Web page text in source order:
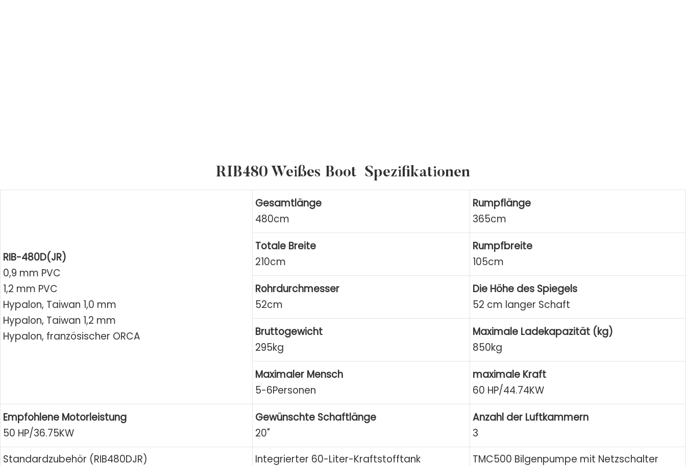
RIB480 Weißes Boot Spezifikationen
RIB-480D(JR)
0,9 mm PVC
1,2 mm PVC
Hypalon, Taiwan 1,0 mm
Hypalon, Taiwan 1,2 mm
Hypalon, französischer ORCA
Gesamtlänge
480cm
Rumpflänge
365cm
Totale Breite
210cm
Rumpfbreite
105cm
Rohrdurchmesser
52cm
Die Höhe des Spiegels
52 cm langer Schaft
Bruttogewicht
295kg
Maximale Ladekapazität (kg)
850kg
Maximaler Mensch
5-6Personen
maximale Kraft
60 HP/44.74KW
Empfohlene Motorleistung
50 HP/36.75KW
Gewünschte Schaftlänge
20"
Anzahl der Luftkammern
3
Standardzubehör (RIB480DJR)
Integrierter 60-Liter-Kraftstofftank
TMC500 Bilgenpumpe mit Netzschalter